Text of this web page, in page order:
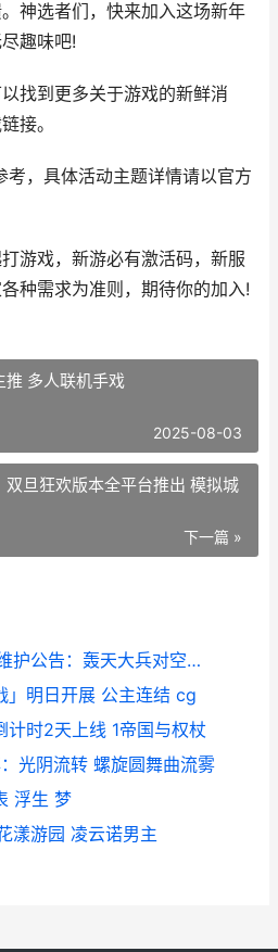
神选者们，快来加入这场新年
趣味吧!
到更多关于游戏的新鲜消
接。
，具体活动主题详情请以官方
游戏，新游必有激活码，新服
种需求为准则，期待你的加入!
推 多人联机手戏
2025-08-03
双旦狂欢版本全平台推出 模拟城
下一篇 »
《龙石战争》8月5日维护公告：轰天大兵对空能力增强 《龙石战争》手游今日首发上线
」明日开展 公主连结 cg
计时2天上线 1帝国与权杖
光阴流转 螺旋圆舞曲流雾
浮生 梦
漾游园 凌云诺男主